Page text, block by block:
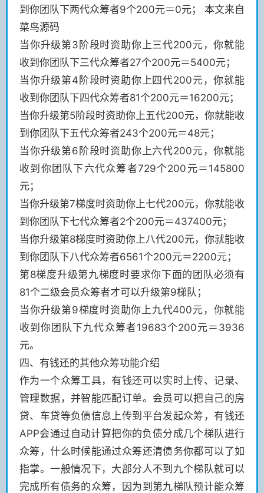
到你团队下两代众筹者9个200元＝0元； 本文来自
菜鸟源码
当你升级第3阶段时资助你上三代200元，你就能
收到你团队下三代众筹者27个200元＝5400元；
当你升级第4阶段时资助你上四代200元，你就能
收到你团队下四代众筹者81个200元＝16200元；
当你升级第5阶段时资助你上五代200元，你就能收
到你团队下五代众筹者243个200元＝48元；
当你升级第6阶段时资助你上六代200元，你就能
收到你团队下六代众筹者729个200元＝145800
元；
当你升级第7梯度时资助你上七代200元，你就能收
到你团队下七代众筹者2个200元＝437400元；
当你升级第8梯度时资助你上八代200元，你就能收
到你团队下八代众筹者6561个200元＝2200元；
第8梯度升级第九梯度时要求你下面的团队必须有
81个二级会员众筹者才可以升级第9梯队；
当你升级第9梯度时资助你上九代400元，你就能
收到你团队下九代众筹者19683个200元＝3936
元。
四、有钱还的其他众筹功能介绍
作为一个众筹工具，有钱还可以实时上传、记录、
管理数据，并智能匹配订单。会员可以把自己的房
贷、车贷等负债信息上传到平台发起众筹，有钱还
APP会通过自动计算把你的负债分成几个梯队进行
众筹，什么时候能通过众筹还清债务你都可以了如
指掌。一般情况下，大部分人不到九个梯队就可以
完成所有债务的众筹，因为到第九梯队预计能众筹